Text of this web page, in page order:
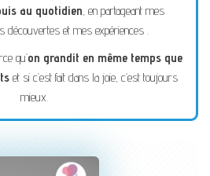
au quotidien, en partageant mes
découvertes et mes expériences .
qu’on grandit en même temps que
et si c’est fait dans la joie, c’est toujours
mieux.